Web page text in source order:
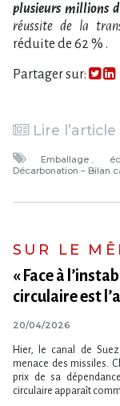
plusieurs millions
réussite de la
réduite de 62 % .
Partager sur:
Lire l’article
Emballage
Décarbonation – Bilan
SUR LE
« Face à
circulaire est
20/04/2026
Hier, le canal de
menace des missiles.
prix de sa
circulaire apparaît